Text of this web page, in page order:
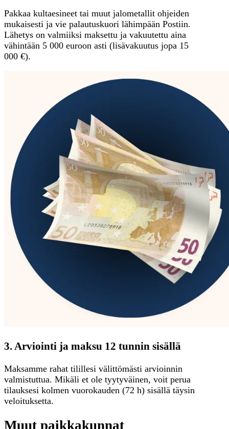
Pakkaa kultaesineet tai muut jalometallit ohjeiden
mukaisesti ja vie palautuskuori lähimpään Postiin.
Lähetys on valmiiksi maksettu ja vakuutettu aina
vähintään 5 000 euroon asti (lisävakuutus jopa 15
000 €).
3. Arviointi ja maksu 12 tunnin sisällä
Maksamme rahat tilillesi välittömästi arvioinnin
valmistuttua. Mikäli et ole tyytyväinen, voit perua
tilauksesi kolmen vuorokauden (72 h) sisällä täysin
veloituksetta.
Muut paikkakunnat